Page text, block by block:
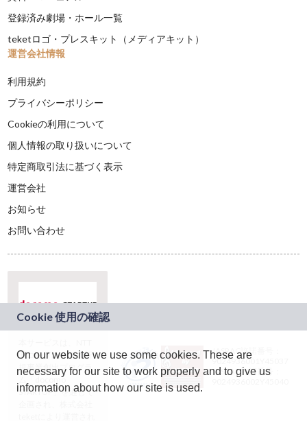
登録済み劇場・ホール一覧
teketロゴ・プレスキット（メディアキット）
運営会社情報
利用規約
プライバシーポリシー
Cookieの利用について
個人情報の取り扱いについて
特定商取引法に基づく表示
運営会社
お知らせ
お問い合わせ
ドコモグループの新
規事業創出プログラ
ム「docomo
STARTUP」を通じて
JASRAC許諾番号：
9024936001Y45037
JASRAC許諾番号：
On our website we use some cookies. These are
necessary for our site to work properly and to give us
information about how our site is used.